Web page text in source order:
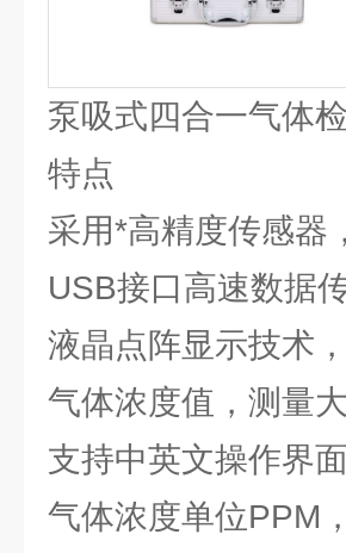
泵吸式四合一气体
特点
采用*高精度传感器
USB接口高速数据
液晶点阵显示技术
气体浓度值，测量
支持中英文操作界
气体浓度单位PPM